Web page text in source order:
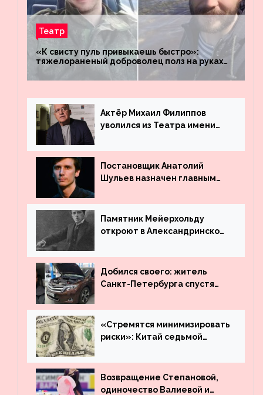
Театр
«К свисту пуль привыкаешь быстро»:
тяжелораненый доброволец полз на руках
четыре километра через заминированное
поле
Актёр Михаил Филиппов
уволился из Театра имени
Постановщик Анатолий
Шульев назначен главным
Вахтангова
Памятник Мейерхольду
откроют в Александринском
Добился своего: житель
Санкт-Петербурга спустя
угнанную в Казахстан
машину
«Стремятся минимизировать
риски»: Китай седьмой
деньги из американского
госдолга
Возвращение Степановой,
одиночество Валиевой и